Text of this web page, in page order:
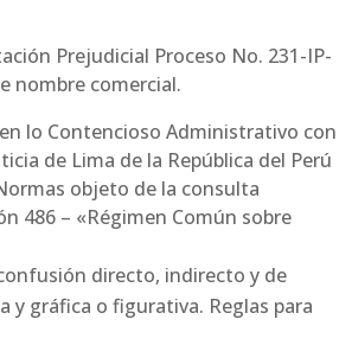
Prejudicial Proceso No. 231-IP-
nombre comercial.
lo Contencioso Administrativo con
de Lima de la República del Perú
objeto de la consulta
486 – «Régimen Común sobre
directo, indirecto y de
gráfica o figurativa. Reglas para